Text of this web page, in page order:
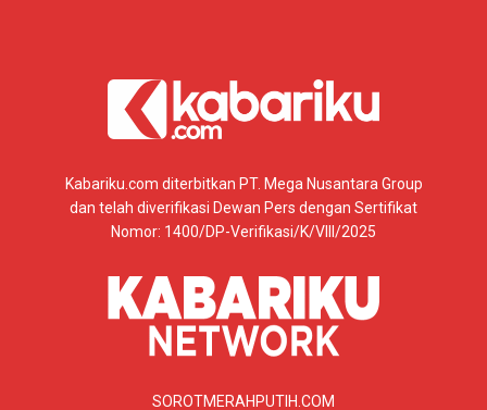
Kabariku.com diterbitkan PT. Mega Nusantara Group
dan telah diverifikasi Dewan Pers dengan Sertifikat
Nomor: 1400/DP-Verifikasi/K/VIII/2025
SOROTMERAHPUTIH.COM